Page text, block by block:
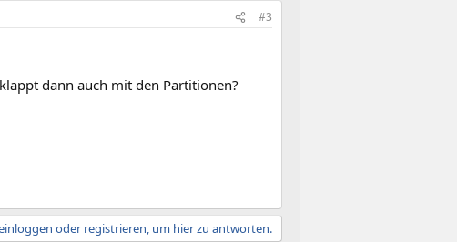
#3
dann auch mit den Partitionen?
oder registrieren, um hier zu antworten.